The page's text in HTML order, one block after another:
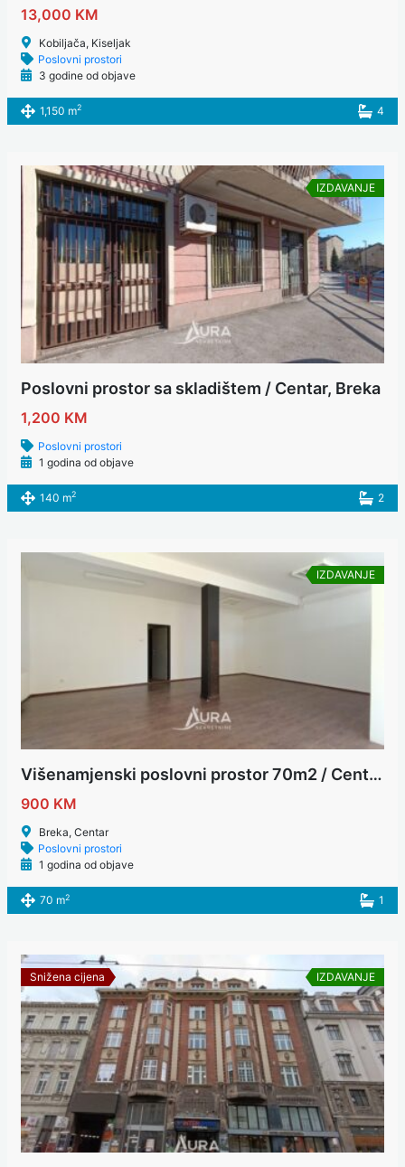
13,000 KM
Kobiljača, Kiseljak
Poslovni prostori
3 godine od objave
1,150 m2 4
IZDAVANJE
Poslovni prostor sa skladištem / Centar, Breka
1,200 KM
Poslovni prostori
1 godina od objave
140 m2 2
IZDAVANJE
Višenamjenski poslovni prostor 70m2 / Centar
900 KM
Breka, Centar
Poslovni prostori
1 godina od objave
70 m2 1
Snižena cijena IZDAVANJE